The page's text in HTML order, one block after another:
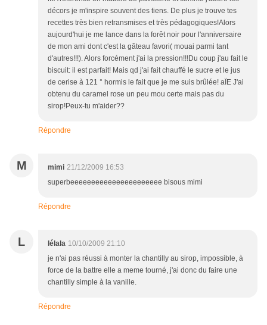
décors je m'inspire souvent des tiens. De plus je trouve tes
recettes très bien retransmises et très pédagogiques!Alors
aujourd'hui je me lance dans la forêt noir pour l'anniversaire
de mon ami dont c'est la gâteau favori( mouai parmi tant
d'autres!!!). Alors forcément j'ai la pression!!!Du coup j'au fait le
biscuit: il est parfait! Mais qd j'ai fait chauffé le sucre et le jus
de cerise à 121 ° hormis le fait que je me suis brûlée! aÏE J'ai
obtenu du caramel rose un peu mou certe mais pas du
sirop!Peux-tu m'aider??
Répondre
M mimi 21/12/2009 16:53
superbeeeeeeeeeeeeeeeeeeeeee bisous mimi
Répondre
L lélala 10/10/2009 21:10
je n'ai pas réussi à monter la chantilly au sirop, impossible, à
force de la battre elle a meme tourné, j'ai donc du faire une
chantilly simple à la vanille.
Répondre